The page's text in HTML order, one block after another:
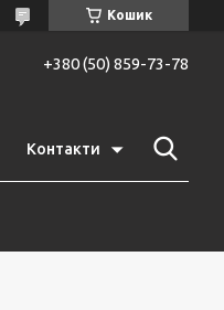
Кошик
+380 (50) 859-73-78
Контакти